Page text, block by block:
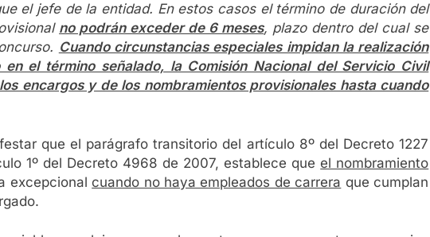
el jefe de la entidad. En estos casos el término de duración del
no podrán exceder de 6 meses, plazo dentro del cual se
Cuando circunstancias especiales impidan la realización
el término señalado, la Comisión Nacional del Servicio Civil
encargos y de los nombramientos provisionales hasta cuando
que el parágrafo transitorio del artículo 8º del Decreto 1227
1º del Decreto 4968 de 2007, establece que el nombramiento
excepcional cuando no haya empleados de carrera que cumplan